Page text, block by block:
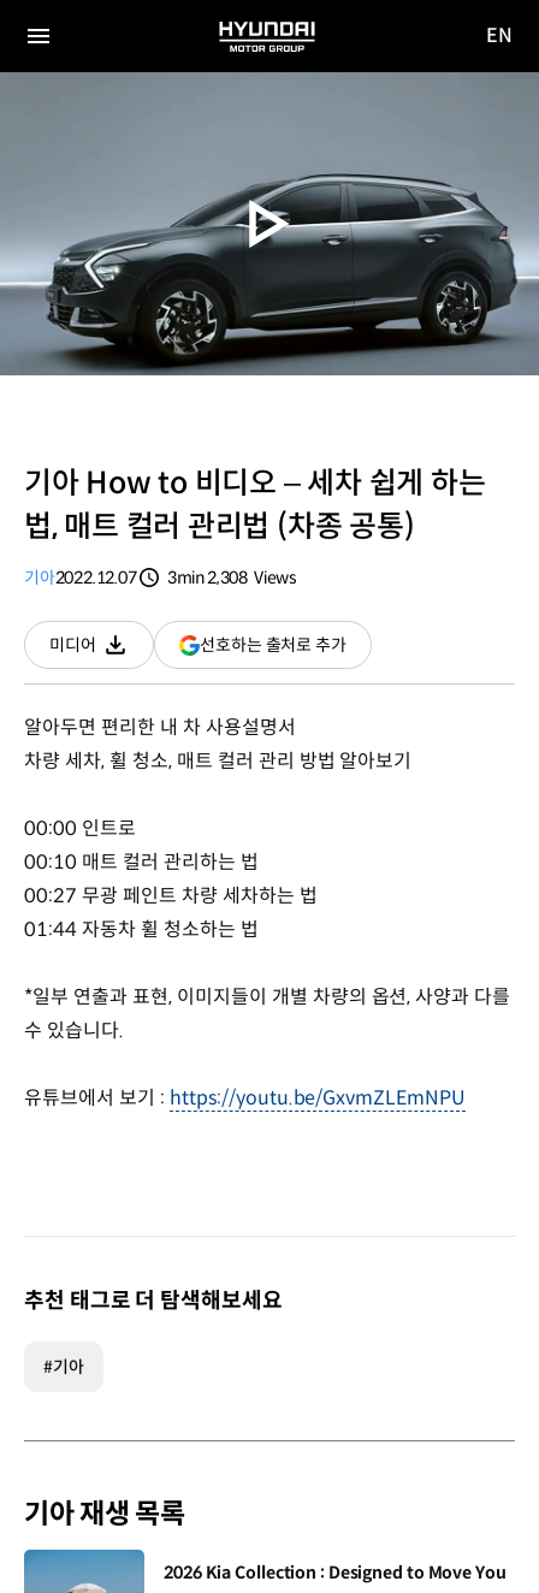
전체
HYUNDAI
MOTOR
EN
기아 How to 비디오 – 세차 쉽게 하는
법, 매트 컬러 관리법 (차종 공통)
기아2022.12.07
3min2,308 Views
미디어
다운로드
선호하는 출처로 추가(새
창
알아두면 편리한 내 차 사용설명서
차량 세차, 휠 청소, 매트 컬러 관리 방법 알아보기
00:00 인트로
00:10 매트 컬러 관리하는 법
00:27 무광 페인트 차량 세차하는 법
01:44 자동차 휠 청소하는 법
*일부 연출과 표현, 이미지들이 개별 차량의 옵션, 사양과 다를
수 있습니다.
유튜브에서 보기 : https://youtu.be/GxvmZLEmNPU
추천 태그로 더 탐색해보세요
#기아
기아 재생 목록
[동영상]
2026 Kia Collection : Designed to Move You